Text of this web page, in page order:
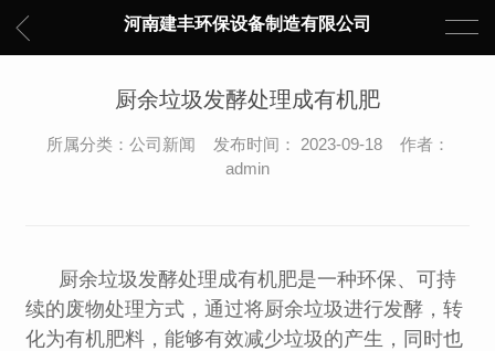
河南建丰环保设备制造有限公司
厨余垃圾发酵处理成有机肥
所属分类：公司新闻 发布时间： 2023-09-18 作者：
admin
厨余垃圾发酵处理成有机肥是一种环保、可持
续的废物处理方式，通过将厨余垃圾进行发酵，转
化为有机肥料，能够有效减少垃圾的产生，同时也